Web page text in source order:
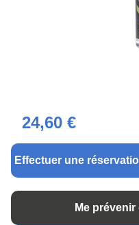
24,60 €
Effectuer une
Me